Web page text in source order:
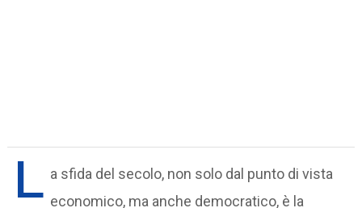
L a sfida del secolo, non solo dal punto di vista
economico, ma anche democratico, è la